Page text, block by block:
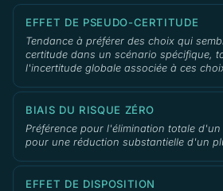
EFFET DE PSEUDO-CERTITUDE
Tendance à préférer des choix qui
certitude dans un scénario spécifique,
l'incertitude globale associée à ces
BIAIS DU RISQUE ZÉRO
Préférence pour l'élimination totale
pour une réduction substantielle d'un
EFFET DE DISPOSITION